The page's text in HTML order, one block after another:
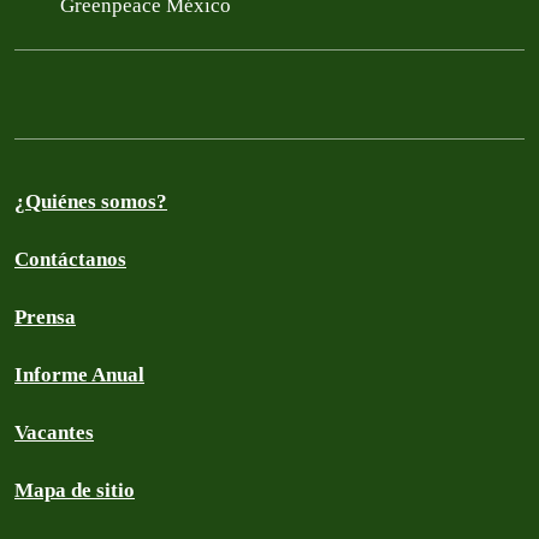
Greenpeace México
¿Quiénes somos?
Contáctanos
Prensa
Informe Anual
Vacantes
Mapa de sitio